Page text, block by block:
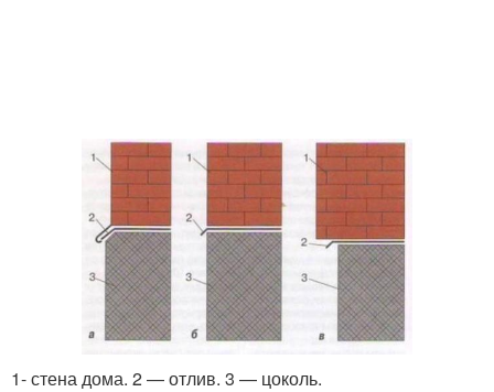
1- стена дома. 2 — отлив. 3 — цоколь.